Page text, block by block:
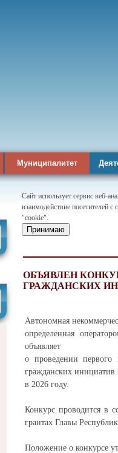
Муниципалитет
Сайт использует сервис веб-
взаимодействие посетителей
"cookie".
Принимаю
ОБЪЯВЛЕН
ГРАЖДАНСКИХ
Автономная
определенная
объявляет
о проведении первого
гражданских инициатив
в 2026 году.
Конкурс проводится в
грантах Главы
Положение о конкурсе